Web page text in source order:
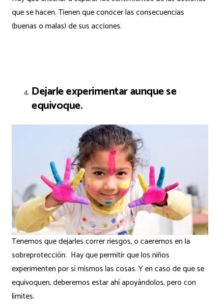
que se hacen. Tienen que conocer las consecuencias
(buenas o malas) de sus acciones.
Dejarle experimentar aunque se
equivoque.
Tenemos que dejarles correr riesgos, o caeremos en la
sobreprotección. Hay que permitir que los niños
experimenten por sí mismos las cosas. Y en caso de que se
equivoquen, deberemos estar ahí apoyándolos, pero con
límites.